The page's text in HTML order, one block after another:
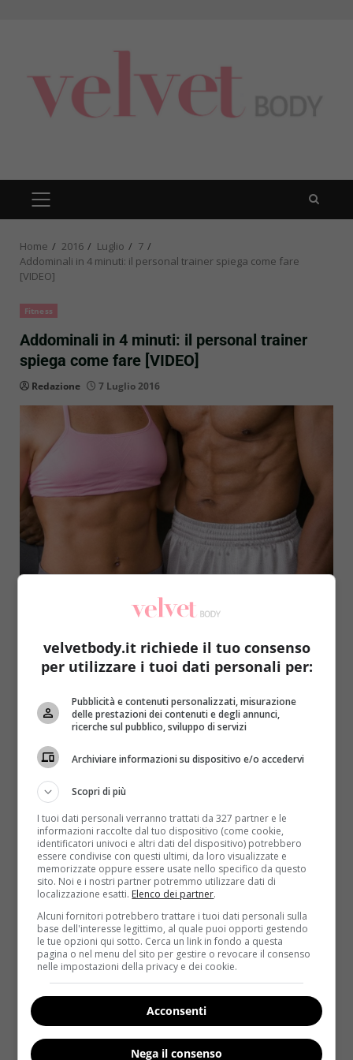
PRIMARY
MENU
Home 2016 Luglio
7
Addominali in 4 minuti: il personal trainer spiega come fare
[VIDEO]
Fitness
Addominali in 4 minuti: il personal trainer
spiega come fare [VIDEO]
Redazione 7 Luglio 2016
4 minuti al giorno per 3-4 volte a settimana sono un
arco di tempo talmente irrisorio che in linea di
massima chiunque può riuscire a fermarsi, basta
armarsi di un pizzico di buona volontà. Lo stimolo
può derivare dallo specchio:se far sparire quel
rotolino può essere un motivo sufficiente, perché
non tirare fuori il tappetino e dedicarsi a 4 minuti
di addominali?Ovviamente ciò non significa che
dopo una settimana si avranno pancia piatta e una
taglia in meno, ma piano piano i risultati arriveranno
e ovviamente ne sarà valsa la pena.
Anche perché 4
minuti passano in fretta e rappresentano un
buon compromesso tra pigrizia e voglia di
velvetbody.it richiede il tuo consenso
per utilizzare i tuoi dati personali per:
Pubblicità e contenuti personalizzati, misurazione
delle prestazioni dei contenuti e degli annunci,
ricerche sul pubblico, sviluppo di servizi
Archiviare informazioni su dispositivo e/o accedervi
Scopri di più
I tuoi dati personali verranno trattati da 327 partner e le
informazioni raccolte dal tuo dispositivo (come cookie,
identificatori univoci e altri dati del dispositivo) potrebbero
essere condivise con questi ultimi, da loro visualizzate e
memorizzate oppure essere usate nello specifico da questo
sito. Noi e i nostri partner potremmo utilizzare dati di
localizzazione esatti. Elenco dei partner.
Alcuni fornitori potrebbero trattare i tuoi dati personali sulla
base dell'interesse legittimo, al quale puoi opporti gestendo
le tue opzioni qui sotto. Cerca un link in fondo a questa
pagina o nel menu del sito per gestire o revocare il consenso
nelle impostazioni della privacy e dei cookie.
Acconsenti
Nega il consenso